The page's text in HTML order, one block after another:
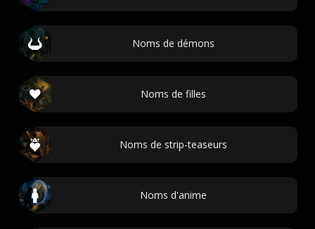
Noms de démons
Noms de filles
Noms de strip-teaseurs
Noms d'anime